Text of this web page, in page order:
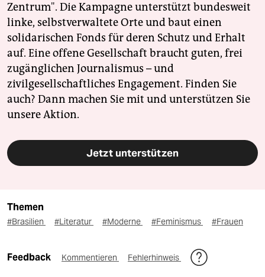
Zentrum". Die Kampagne unterstützt bundesweit
linke, selbstverwaltete Orte und baut einen
solidarischen Fonds für deren Schutz und Erhalt
auf. Eine offene Gesellschaft braucht guten, frei
zugänglichen Journalismus – und
zivilgesellschaftliches Engagement. Finden Sie
auch? Dann machen Sie mit und unterstützen Sie
unsere Aktion.
Jetzt unterstützen
Themen
#Brasilien #Literatur #Moderne #Feminismus #Frauen
Feedback Kommentieren Fehlerhinweis